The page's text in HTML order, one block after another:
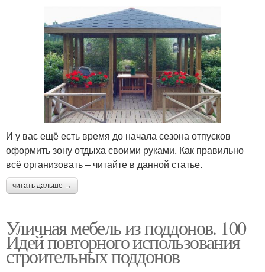
И у вас ещё есть время до начала сезона отпусков
оформить зону отдыха своими руками. Как правильно
всё организовать – читайте в данной статье.
читать дальше →
Уличная мебель из поддонов. 100
Идей повторного использования
строительных поддонов